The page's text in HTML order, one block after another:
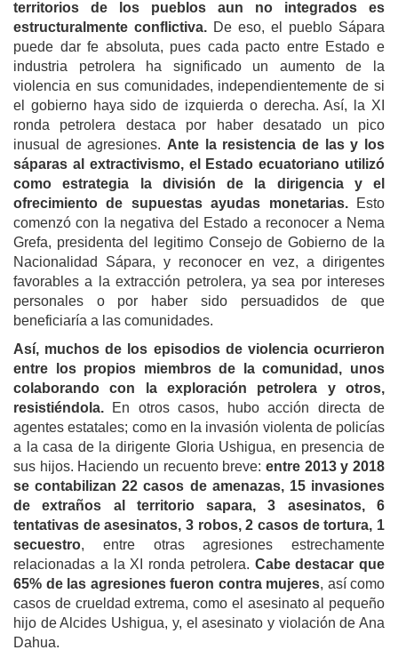
territorios de los pueblos aun no integrados es
estructuralmente conflictiva. De eso, el pueblo Sápara
puede dar fe absoluta, pues cada pacto entre Estado e
industria petrolera ha significado un aumento de la
violencia en sus comunidades, independientemente de si
el gobierno haya sido de izquierda o derecha. Así, la XI
ronda petrolera destaca por haber desatado un pico
inusual de agresiones. Ante la resistencia de las y los
sáparas al extractivismo, el Estado ecuatoriano utilizó
como estrategia la división de la dirigencia y el
ofrecimiento de supuestas ayudas monetarias.Esto
comenzó con la negativa del Estado a reconocer a Nema
Grefa, presidenta del legitimo Consejo de Gobierno de la
Nacionalidad Sápara, y reconocer en vez, a dirigentes
favorables a la extracción petrolera, ya sea por intereses
personales o por haber sido persuadidos de que
beneficiaría a las comunidades.
Así, muchos de los episodios de violencia ocurrieron
entre los propios miembros de
lacomunidad, unos
colaborando con la exploración petrolera y otros,
resistiéndola. En otros casos, hubo acción directa de
agentes estatales; como en la invasión violenta de policías
a la casa de la dirigente Gloria Ushigua, en presencia de
sus hijos. Haciendo un recuento breve: entre 2013 y 2018
se contabilizan 22 casos de amenazas, 15 invasiones
de extraños al territorio sapara, 3 asesinatos, 6
tentativas de asesinatos, 3 robos, 2 casos de tortura, 1
secuestro, entre otras agresiones estrechamente
relacionadas a la XI ronda petrolera. Cabe destacar que
65% de las agresiones fueron contra mujeres, así como
casos de crueldad extrema, como el asesinato al pequeño
hijo de Alcides Ushigua, y, el asesinato y violación de Ana
Dahua.